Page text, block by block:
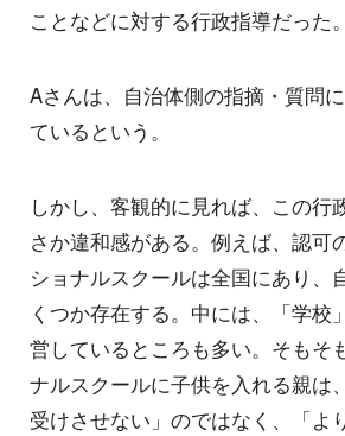
ことなどに対する行政指導だった。
Aさんは、自治体側の指摘・質問
ているという。
しかし、客観的に見れば、この行
さか違和感がある。例えば、認可
ショナルスクールは全国にあり、
くつか存在する。中には、「学校
営しているところも多い。そもそ
ナルスクールに子供を入れる親は
受けさせない」のではなく、「よ